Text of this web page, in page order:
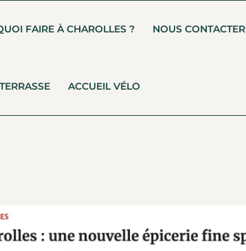
FAIRE À CHAROLLES ? NOUS CONTACTER
ACCUEIL VÉLO